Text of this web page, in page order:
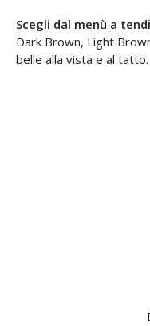
Scegli dal menù a
Dark Brown, Light
belle alla vista e al tatto.